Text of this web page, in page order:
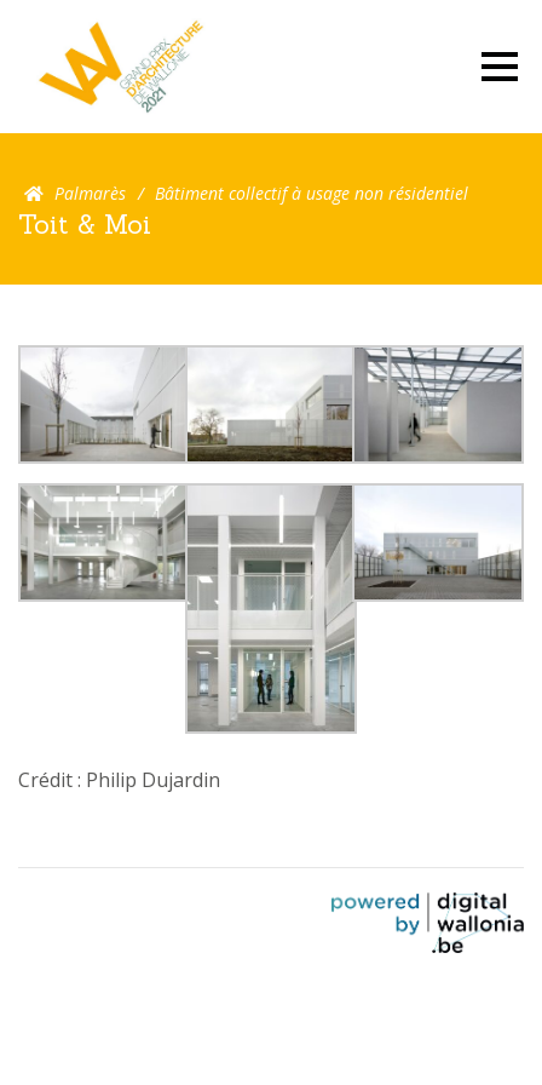
Palmarès Bâtiment collectif à usage non résidentiel
Toit & Moi
Crédit : Philip Dujardin